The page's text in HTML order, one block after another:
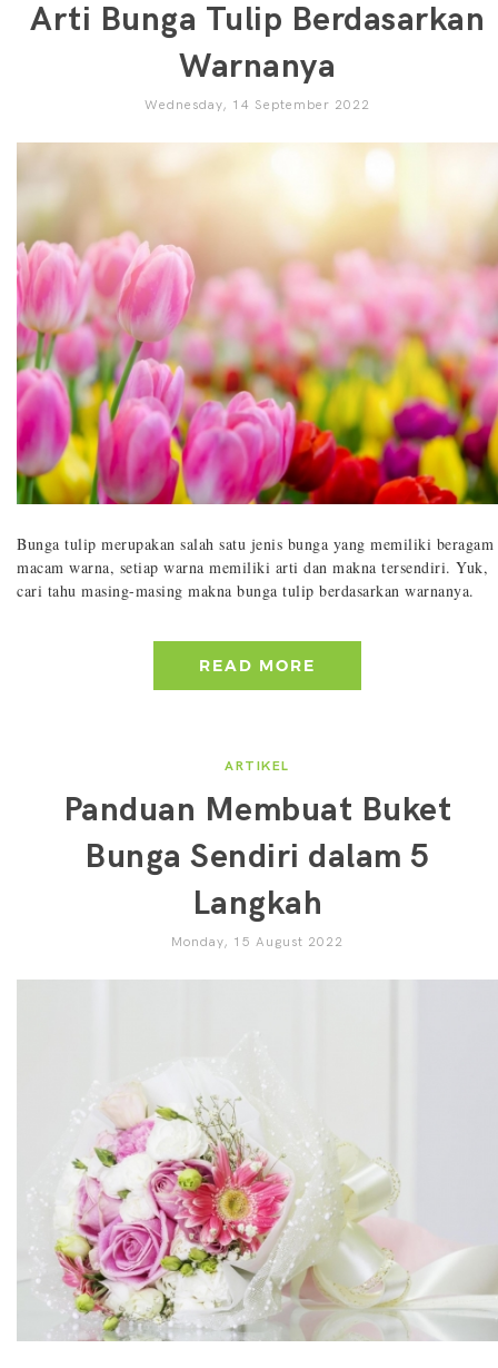
Arti Bunga Tulip Berdasarkan
Warnanya
Wednesday, 14 September 2022
Bunga tulip merupakan salah satu jenis bunga yang memiliki beragam
macam warna, setiap warna memiliki arti dan makna tersendiri. Yuk,
cari tahu masing-masing makna bunga tulip berdasarkan warnanya.
READ MORE
ARTIKEL
Panduan Membuat Buket
Bunga Sendiri dalam 5
Langkah
Monday, 15 August 2022